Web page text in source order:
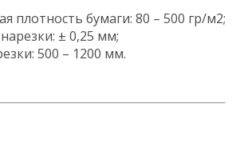
плотность бумаги: 80 – 500 гр/м2;
± 0,25 мм;
500 – 1200 мм.